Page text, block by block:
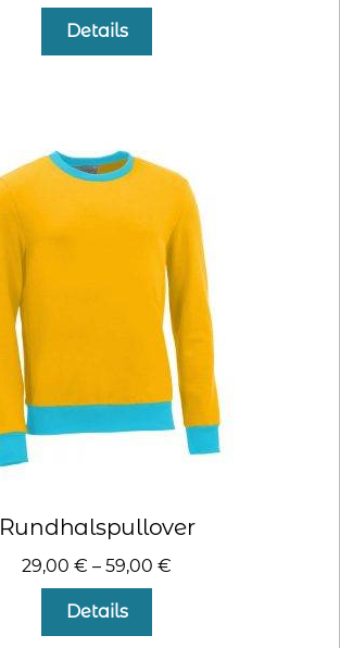
Details
Die
Optionen
können
auf
der
Produktseite
gewählt
werden
Rundhalspullover
29,00 € – 59,00 €
Details